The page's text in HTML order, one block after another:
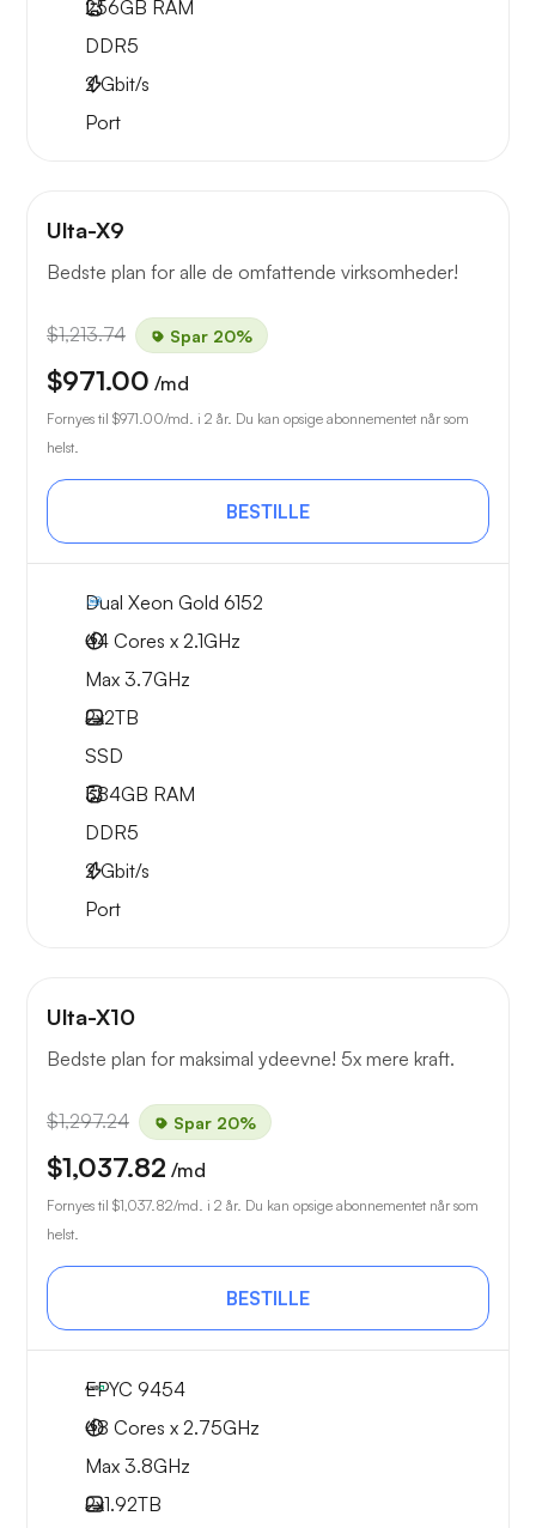
256GB RAM
DDR5
2Gbit/s
Port
Ulta-X9
Bedste plan for alle de omfattende virksomheder!
$1,213.74 Spar 20%
$971.00 /md
Fornyes til $971.00/md. i 2 år. Du kan opsige abonnementet når som
helst.
BESTILLE
Dual Xeon Gold 6152
44 Cores x 2.1GHz
Max 3.7GHz
2x2TB
SSD
384GB RAM
DDR5
2Gbit/s
Port
Ulta-X10
Bedste plan for maksimal ydeevne! 5x mere kraft.
$1,297.24 Spar 20%
$1,037.82 /md
Fornyes til $1,037.82/md. i 2 år. Du kan opsige abonnementet når som
helst.
BESTILLE
EPYC 9454
48 Cores x 2.75GHz
Max 3.8GHz
2x1.92TB